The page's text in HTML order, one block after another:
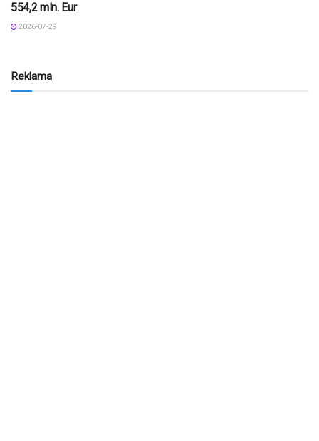
554,2 mln. Eur
2026-07-29
Reklama